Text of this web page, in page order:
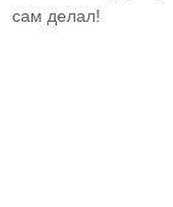
сам делал!